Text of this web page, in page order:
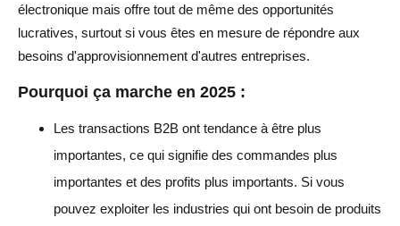
électronique mais offre tout de même des opportunités
lucratives, surtout si vous êtes en mesure de répondre aux
besoins d'approvisionnement d'autres entreprises.
Pourquoi ça marche en 2025 :
Les transactions B2B ont tendance à être plus
importantes, ce qui signifie des commandes plus
importantes et des profits plus importants. Si vous
pouvez exploiter les industries qui ont besoin de produits